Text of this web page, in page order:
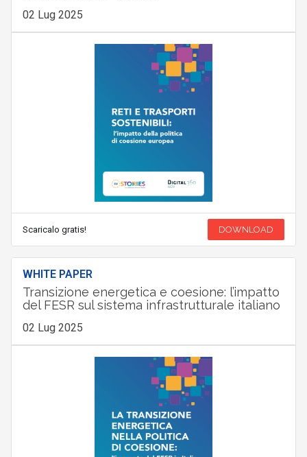
02 Lug 2025
Scaricalo gratis! DOWNLOAD
WHITE PAPER
Transizione energetica e coesione: l’impatto
del FESR sul sistema infrastrutturale italiano
02 Lug 2025